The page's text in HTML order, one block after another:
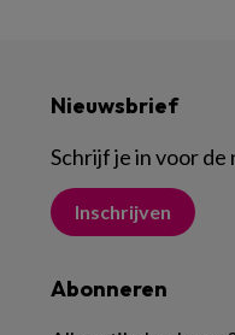
Nieuwsbrief
Schrijf je in voor
Inschrijven
Abonneren